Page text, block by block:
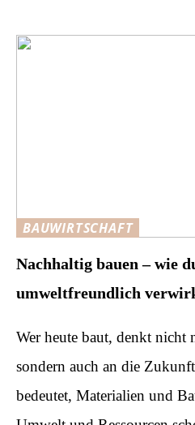
BAUWIRTSCHAFT
Nachhaltig bauen – wie
umweltfreundlich
Wer heute baut, denkt nicht
sondern auch an die
bedeutet, Materialien und